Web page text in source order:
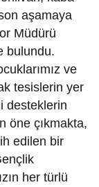
aşamaya
Müdürü
bulundu.
ve
tesislerin yer
desteklerin
öne çıkmakta,
edilen bir
her türlü